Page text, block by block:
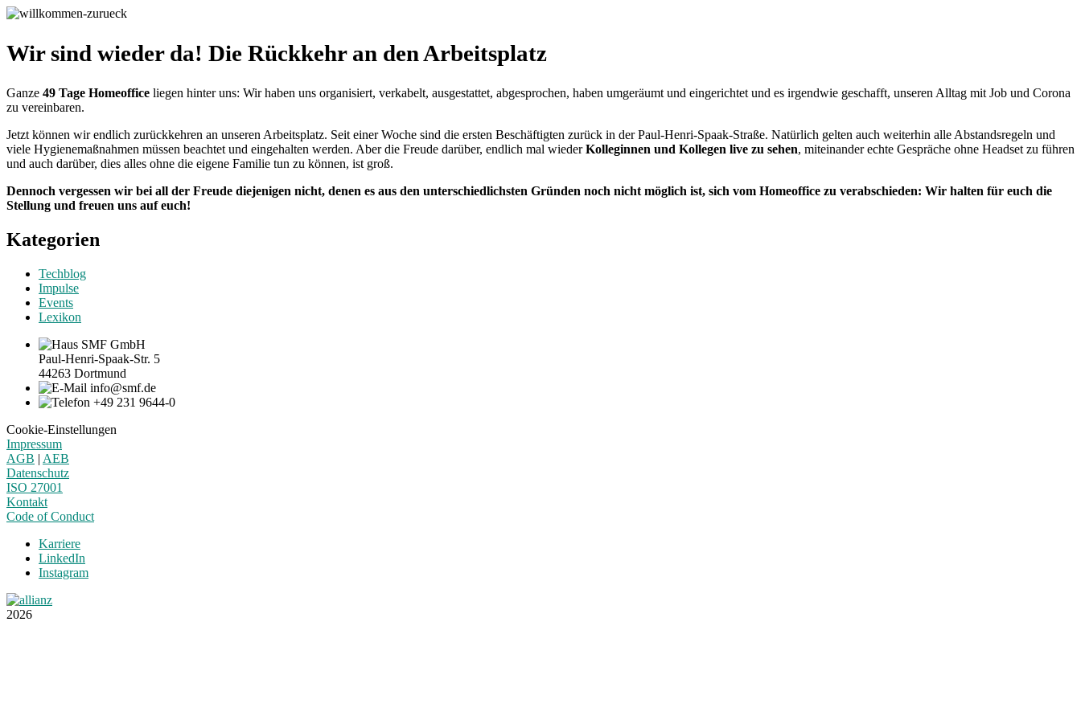
Wir sind wieder da! Die Rückkehr an den Arbeitsplatz
Ganze 49 Tage Homeoffice liegen hinter uns: Wir haben uns organisiert, verkabelt, ausgestattet, abgesprochen, haben umgeräumt und eingerichtet und es irgendwie geschafft, unseren Alltag mit Job und Corona
zu vereinbaren.
Jetzt können wir endlich zurückkehren an unseren Arbeitsplatz. Seit einer Woche sind die ersten Beschäftigten zurück in der Paul-Henri-Spaak-Straße. Natürlich gelten auch weiterhin alle Abstandsregeln und
viele Hygienemaßnahmen müssen beachtet und eingehalten werden. Aber die Freude darüber, endlich mal wiederKolleginnen und Kollegen live zu sehen, miteinander echte Gespräche ohne Headset zu führen
und auch darüber, dies alles ohne die eigene Familie tun zu können, ist groß.
Dennoch vergessen wir bei all der Freude diejenigen nicht, denen es aus den unterschiedlichsten Gründen noch nicht möglich ist, sich vom Homeoffice zu verabschieden: Wir halten für euch die
Stellung und freuen uns auf euch!
Kategorien
Techblog
Impulse
Events
Lexikon
SMF GmbH
Paul-Henri-Spaak-Str. 5
44263 Dortmund
info@smf.de
+49 231 9644-0
Cookie-Einstellungen
Impressum
AGB | AEB
Datenschutz
ISO 27001
Kontakt
Code of Conduct
Karriere
LinkedIn
Instagram
2026